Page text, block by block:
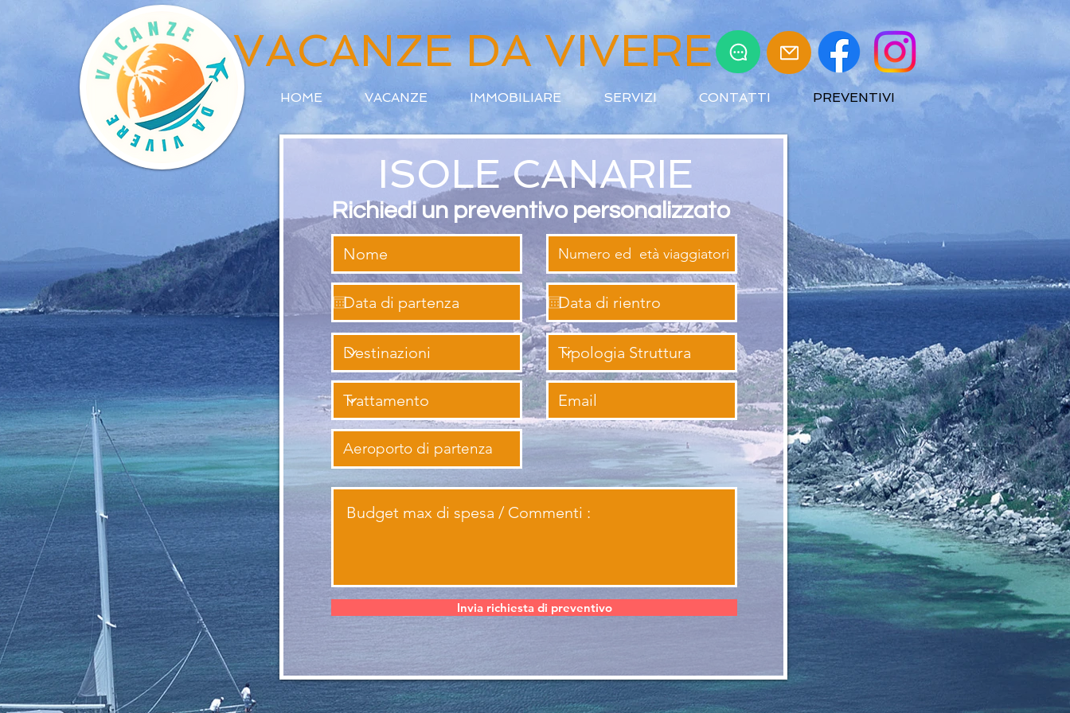
HOME VACANZE IMMOBILIARE SERVIZI CONTATTI PREVENTIVI
VACANZE DA VIVERE
Richiedi un preventivo personalizzato
ISOLE CANARIE
Invia richiesta di preventivo